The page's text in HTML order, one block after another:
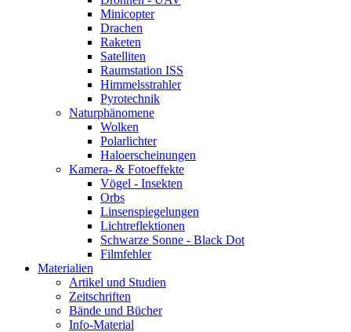
Minicopter
Drachen
Raketen
Satelliten
Raumstation ISS
Himmelsstrahler
Pyrotechnik
Naturphänomene
Wolken
Polarlichter
Haloerscheinungen
Kamera- & Fotoeffekte
Vögel - Insekten
Orbs
Linsenspiegelungen
Lichtreflektionen
Schwarze Sonne - Black Dot
Filmfehler
Materialien
Artikel und Studien
Zeitschriften
Bände und Bücher
Info-Material